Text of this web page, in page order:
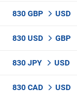
830 GBP USD
830 USD GBP
830 JPY USD
830 CAD USD